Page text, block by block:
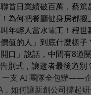
首日業績破百萬，蔡篤
為何把餐廳健身房都搬
年輕人當水電工！程世
值的人」到底什麼樣子
口」說話，中間有8道
別式，讓逝者最後道別
一支 AI 團隊全包辦——
，如何讓新創公司撐起